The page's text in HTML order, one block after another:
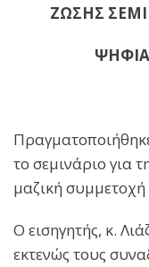
ΖΩΣΗΣ
το σεμινάριο για
μαζική
Ο εισηγητής, κ.
εκτενώς τους